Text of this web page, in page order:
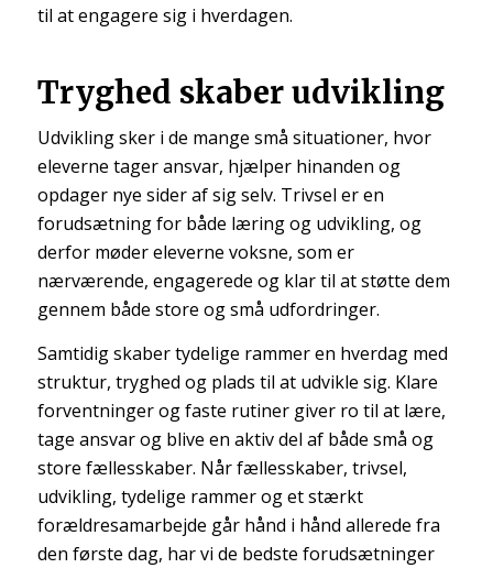
til at engagere sig i hverdagen.
Tryghed skaber udvikling
Udvikling sker i de mange små situationer, hvor
eleverne tager ansvar, hjælper hinanden og
opdager nye sider af sig selv. Trivsel er en
forudsætning for både læring og udvikling, og
derfor møder eleverne voksne, som er
nærværende, engagerede og klar til at støtte dem
gennem både store og små udfordringer.
Samtidig skaber tydelige rammer en hverdag med
struktur, tryghed og plads til at udvikle sig. Klare
forventninger og faste rutiner giver ro til at lære,
tage ansvar og blive en aktiv del af både små og
store fællesskaber. Når fællesskaber, trivsel,
udvikling, tydelige rammer og et stærkt
forældresamarbejde går hånd i hånd allerede fra
den første dag, har vi de bedste forudsætninger